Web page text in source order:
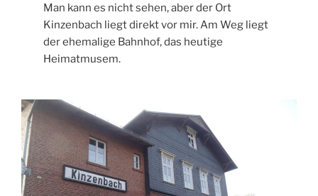
Man kann es nicht sehen, aber der Ort
Kinzenbach liegt direkt vor mir. Am Weg liegt
der ehemalige Bahnhof, das heutige
Heimatmusem.